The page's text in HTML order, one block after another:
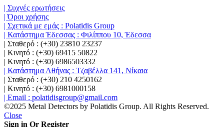
| Συχνές ερωτήσεις
| Όροι χρήσης
| Σχετικά με εμάς : Polatidis Group
| Κατάστημα Έδεσσας : Φιλίππου 10, Έδεσσα
| Σταθερό : (+30) 23810 23237
| Κινητό : (+30) 69415 50822
| Κινητό : (+30) 6986503332
| Κατάστημα Αθήνας : Τζαβέλλα 141, Νίκαια
| Σταθερό : (+30) 210 4250162
| Κινητό : (+30) 6981000158
| Email : polatidisgroup@gmail.com
©2025 Metal Detectors by Polatidis Group. All Rights Reserved.
Close
Sign in Or Register